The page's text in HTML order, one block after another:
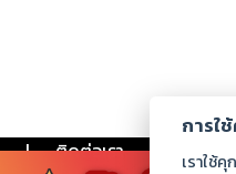
| ติดต่อเรา ร่วมง
การใ
เราใช้